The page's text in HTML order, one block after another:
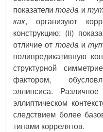
показателитогда и
как, организуют
конструкцию; (ii)
отличие от тогдаи
полипредикативную
структурной
фактором,
эллипсиса.
эллиптическом
следствием более
типами коррелятов.